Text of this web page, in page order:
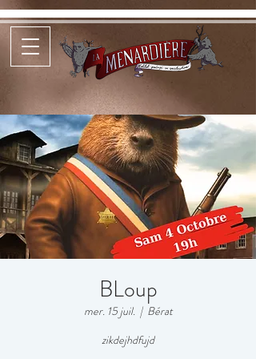
BLoup
mer. 15 juil.
  |
Bérat
zikdejhdfujd